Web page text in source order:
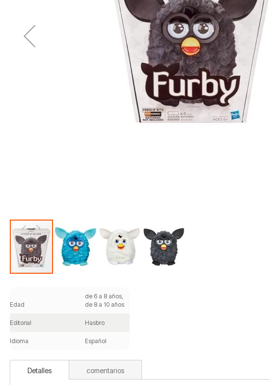
de
de
Edad
de 6 a 8 años,
de 8 a 10 años
Editorial Hasbro
Idioma Español
Detalles comentarios